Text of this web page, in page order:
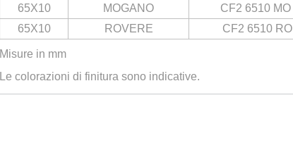
65X10
MOGANO CF2 6510 MO
65X10
ROVERE CF2 6510RO
Misure in mm
Le colorazioni di finitura sono indicative.